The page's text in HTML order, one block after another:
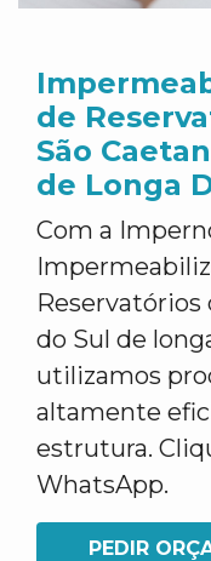
de
São
de Longa
Com a
Reservatórios
do Sul de
utilizamos
altamente
estrutura.
WhatsApp.
PEDIR